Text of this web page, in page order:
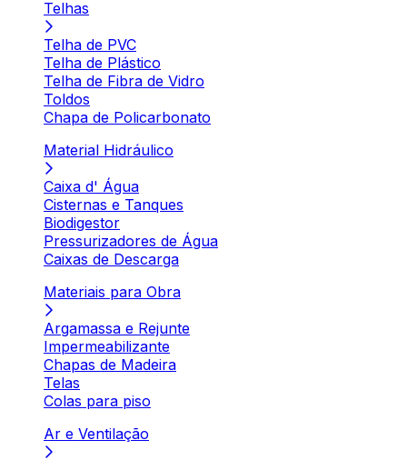
Telhas
Telha de PVC
Telha de Plástico
Telha de Fibra de Vidro
Toldos
Chapa de Policarbonato
Material Hidráulico
Caixa d' Água
Cisternas e Tanques
Biodigestor
Pressurizadores de Água
Caixas de Descarga
Materiais para Obra
Argamassa e Rejunte
Impermeabilizante
Chapas de Madeira
Telas
Colas para piso
Ar e Ventilação